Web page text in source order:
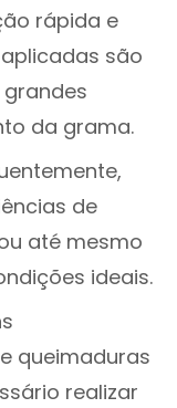
rápida e
são
da grama.
de
até mesmo
ideais.
queimaduras
realizar